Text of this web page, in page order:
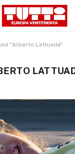
"Alberto Lattuada"